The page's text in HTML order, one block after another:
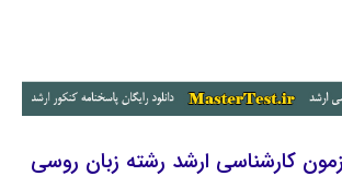
کارشناسی ارشد رشته زبان روسی